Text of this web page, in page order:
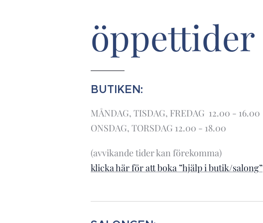
öppettider
BUTIKEN:
MÅNDAG, TISDAG, FREDAG 12.00 - 16.00
ONSDAG, TORSDAG 12.00 - 18.00
(avvikande tider kan förekomma)
klicka här för att boka ”hjälp i butik/salong”